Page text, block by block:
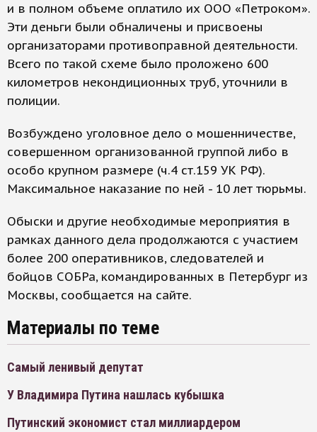
и в полном объеме оплатило их ООО «Петроком».
Эти деньги были обналичены и присвоены
организаторами противоправной деятельности.
Всего по такой схеме было проложено 600
километров некондиционных труб, уточнили в
полиции.
Возбуждено уголовное дело о мошенничестве,
совершенном организованной группой либо в
особо крупном размере (ч.4 ст.159 УК РФ).
Максимальное наказание по ней - 10 лет тюрьмы.
Обыски и другие необходимые мероприятия в
рамках данного дела продолжаются с участием
более 200 оперативников, следователей и
бойцов СОБРа, командированных в Петербург из
Москвы, сообщается на сайте.
Материалы по теме
Самый ленивый депутат
У Владимира Путина нашлась кубышка
Путинский экономист стал миллиардером